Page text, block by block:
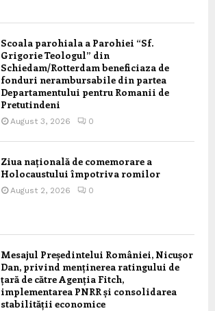
Scoala parohiala a Parohiei “Sf.
Grigorie Teologul” din
Schiedam/Rotterdam beneficiaza de
fonduri nerambursabile din partea
Departamentului pentru Romanii de
Pretutindeni
August 3, 2026 0
Ziua națională de comemorare a
Holocaustului împotriva romilor
August 2, 2026 0
Mesajul Președintelui României, Nicușor
Dan, privind menținerea ratingului de
țară de către Agenția Fitch,
implementarea PNRR și consolidarea
stabilității economice